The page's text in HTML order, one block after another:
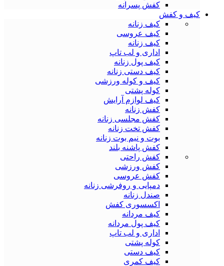
کفش پسرانه
کیف و کفش
کیف زنانه
کیف عروسی
کیف زنانه
اداری و لب تاپ
کیف پول زنانه
کیف دستی زنانه
کیف و کوله ورزشی
کوله پشتی
کیف لوازم آرایش
کفش زنانه
کفش مجلسی زنانه
کفش تخت زنانه
بوت و نیم بوت زنانه
کفش پاشنه بلند
کفش راحتی
کفش ورزشی
کفش عروسی
دمپایی و روفرشی زنانه
صندل زنانه
اکسسوری کفش
کیف مردانه
کیف پول مردانه
اداری و لب تاپ
کوله پشتی
کیف دستی
کیف کمری